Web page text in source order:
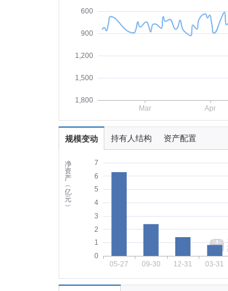
600
900
1,200
1,500
1,800
Mar
Apr
规模变动 持有人结构 资产配置
净
资
产
︵
亿
元
︶
0
1
2
3
4
5
6
7
05-27 09-30 12-31 03-31